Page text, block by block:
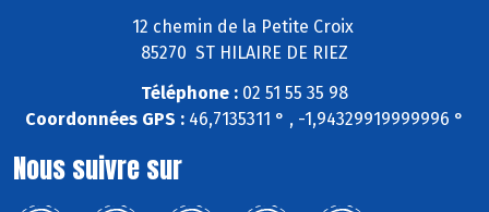
12 chemin de la Petite Croix
85270 ST HILAIRE DE RIEZ
Téléphone : 02 51 55 35 98
Coordonnées GPS : 46,7135311 ° , -1,94329919999996 °
Nous suivre sur